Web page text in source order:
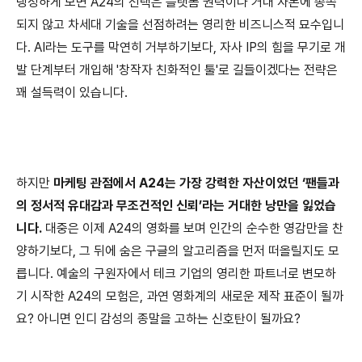
되지 않고 차세대 기술을 선점하려는 영리한 비즈니스적 묘수입니
다. AI 라는 도구를 막연히 거부하기보다, 자사 IP의 힘을 무기로 개
발 단계부터 개입해 '창작자 친화적인 툴'로 길들이겠다는 전략은
꽤 설득력이 있습니다.
하지만 마케팅 관점에서 A24는 가장 강력한 자산이었던 ‘팬들과
의 정서적 유대감과 무조건적인 신뢰 ’라는 거대한 낭만을 잃었습
니다. 대중은 이제 A24의 영화를 보며 인간의 순수한 영감만을 찬
양하기보다, 그 뒤에 숨은 구글의 알고리즘을 먼저 떠올릴지도 모
릅니다. 예술의 구원자에서 테크 기업의 영리한 파트너로 변모하
기 시작한 A24의 모험은, 과연 영화계의 새로운 제작 표준이 될까
요? 아니면 인디 감성의 종말을 고하는 신호탄이 될까요?